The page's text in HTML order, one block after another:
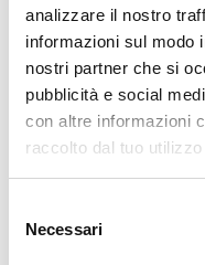
analizzare il nostro
informazioni sul modo
nostri partner che si
pubblicità e social
con altre informazioni
raccolto dal tuo
delNecessari